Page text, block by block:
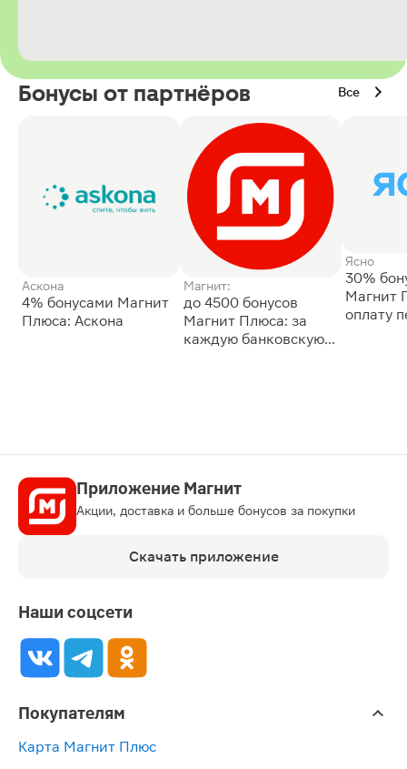
Бонусы от партнёров Все
Аскона
4% бонусами Магнит
Плюса: Аскона
Магнит:
до 4500 бонусов
Магнит Плюса: за
каждую банковскую
Ясно
30%
Магнит
оплату
Приложение Магнит
Акции, доставка и больше бонусов за покупки
Скачать приложение
Наши соцсети
Покупателям
Карта Магнит Плюс